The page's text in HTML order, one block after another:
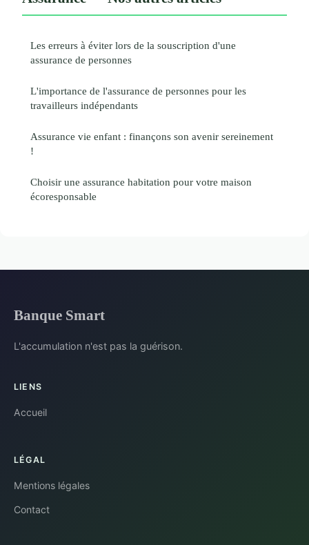
Les erreurs à éviter lors de la souscription d'une
assurance de personnes
L'importance de l'assurance de personnes pour les
travailleurs indépendants
Assurance vie enfant : finançons son avenir sereinement
!
Choisir une assurance habitation pour votre maison
écoresponsable
Banque Smart
L'accumulation n'est pas la guérison.
LIENS
Accueil
LÉGAL
Mentions légales
Contact